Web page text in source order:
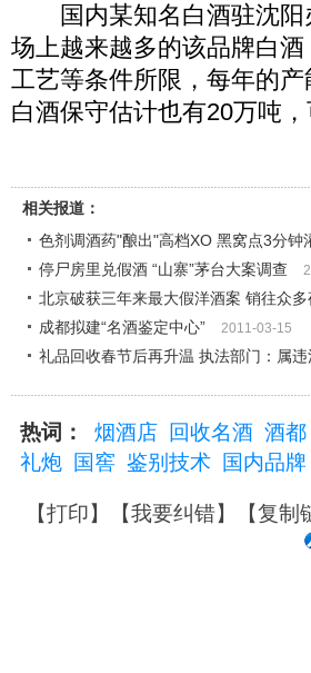
国内某知名白酒驻沈阳
场上越来越多的该品牌白
工艺等条件所限，每年的
白酒保守估计也有20万吨
相关报道：
色剂调酒药"酿出"高档XO 黑窝点3分钟
停尸房里兑假酒 “山寨”茅台大案调查
北京破获三年来最大假洋酒案 销往众
成都拟建“名酒鉴定中心” 2011-03-15
礼品回收春节后再升温 执法部门：属违
热词： 烟酒店 回收名酒 酒都
礼炮
国窖 鉴别技术 国内品牌
【打印】【我要纠错】【复制